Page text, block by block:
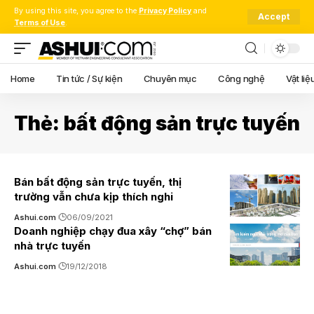
By using this site, you agree to the Privacy Policy and
Terms of Use.
Accept
Home Tin tức / Sự kiện Chuyên mục Công nghệ Vật
Thẻ: bất động sản trực tuyến
Bán bất động sản trực tuyến, thị
trường vẫn chưa kịp thích nghi
Ashui.com 06/09/2021
Doanh nghiệp chạy đua xây “chợ” bán
nhà trực tuyến
Ashui.com 19/12/2018